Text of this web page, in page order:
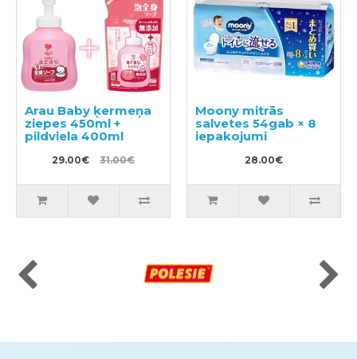
Arau Baby ķermeņa
ziepes 450ml +
pildviela 400ml
29.00€ 31.00€
Moony mitrās
salvetes 54gab × 8
iepakojumi
28.00€